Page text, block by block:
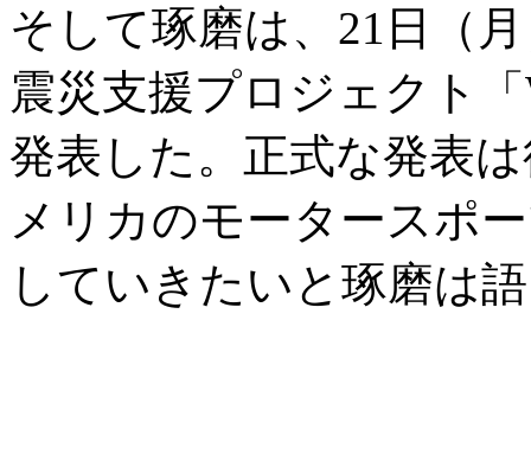
そして琢磨は、21日（
震災支援プロジェクト
発表した。正式な発表
メリカのモータースポ
していきたいと琢磨は